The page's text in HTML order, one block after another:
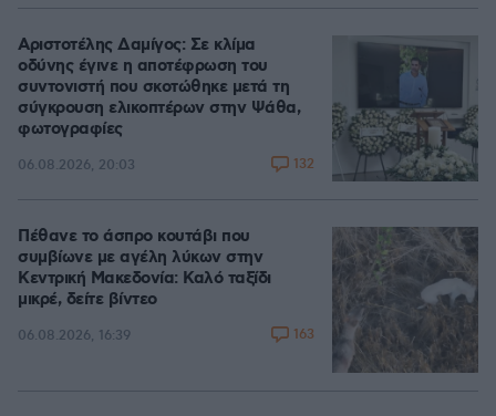
Αριστοτέλης Δαμίγος: Σε κλίμα
οδύνης έγινε η αποτέφρωση του
συντονιστή που σκοτώθηκε μετά τη
σύγκρουση ελικοπτέρων στην Ψάθα,
φωτογραφίες
06.08.2026, 20:03 132
Πέθανε το άσπρο κουτάβι που
συμβίωνε με αγέλη λύκων στην
Κεντρική Μακεδονία: Καλό ταξίδι
μικρέ, δείτε βίντεο
06.08.2026, 16:39 163